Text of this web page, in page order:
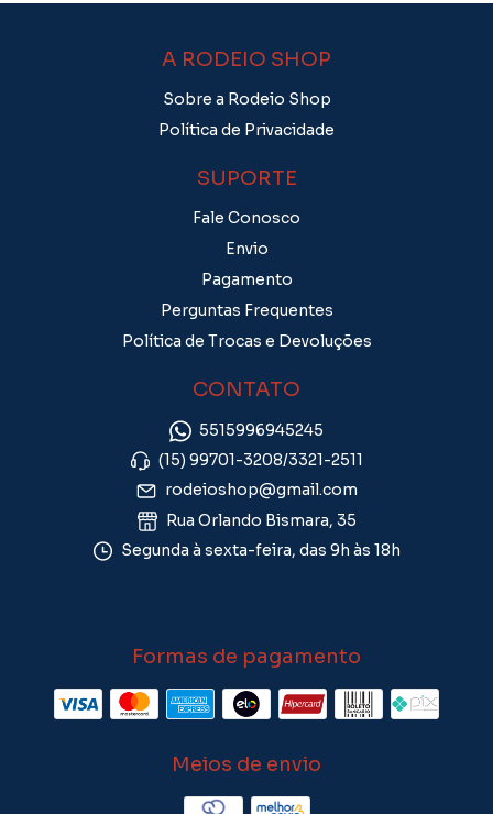
A RODEIO SHOP
Sobre a Rodeio Shop
Política de Privacidade
SUPORTE
Fale Conosco
Envio
Pagamento
Perguntas Frequentes
Política de Trocas e Devoluções
CONTATO
5515996945245
(15) 99701-3208/3321-2511
rodeioshop@gmail.com
Rua Orlando Bismara, 35
Segunda à sexta-feira, das 9h às 18h
Formas de pagamento
Meios de envio